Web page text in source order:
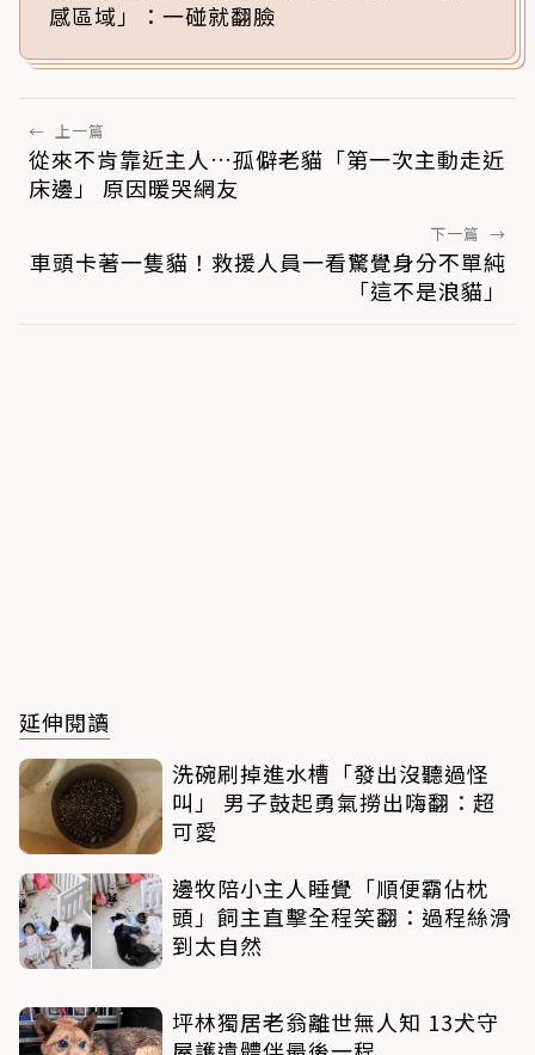
感區域」：一碰就翻臉
← 上一篇
從來不肯靠近主人…孤僻老貓「第一次主動走近
床邊」 原因暖哭網友
下一篇 →
車頭卡著一隻貓！救援人員一看驚覺身分不單純
「這不是浪貓」
延伸閱讀
洗碗刷掉進水槽「發出沒聽過怪
叫」 男子鼓起勇氣撈出嗨翻：超
可愛
邊牧陪小主人睡覺「順便霸佔枕
頭」飼主直擊全程笑翻：過程絲滑
到太自然
坪林獨居老翁離世無人知 13犬守